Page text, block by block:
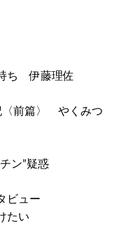
ち 伊藤理佐
〈前篇〉 やくみつ
ン”疑惑
ビュー
たい